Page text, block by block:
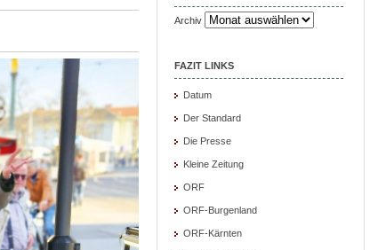
Archiv
FAZIT LINKS
Datum
Der Standard
Die Presse
Kleine Zeitung
ORF
ORF-Burgenland
ORF-Kärnten